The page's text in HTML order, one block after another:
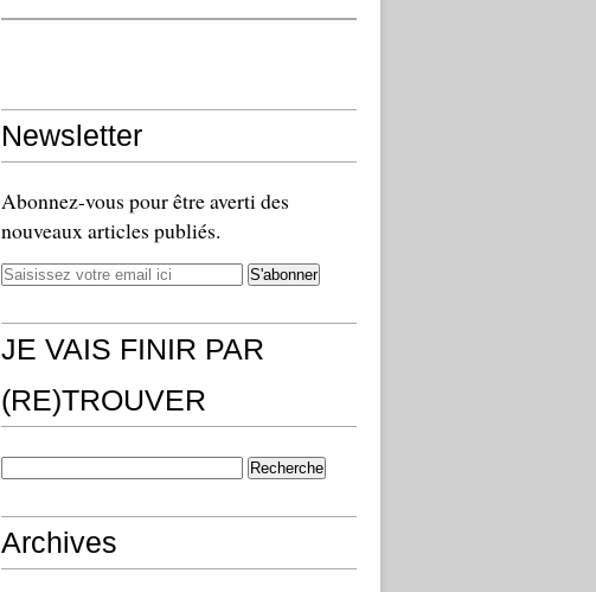
Newsletter
Abonnez-vous pour être averti des
nouveaux articles publiés.
JE VAIS FINIR PAR
(RE)TROUVER
Archives